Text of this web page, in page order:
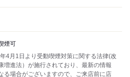
煙可
4月1日より受動喫煙対策に関する法律(改
増進法）が施行されており、最新の情報
る場合がございますので、ご来店前に店